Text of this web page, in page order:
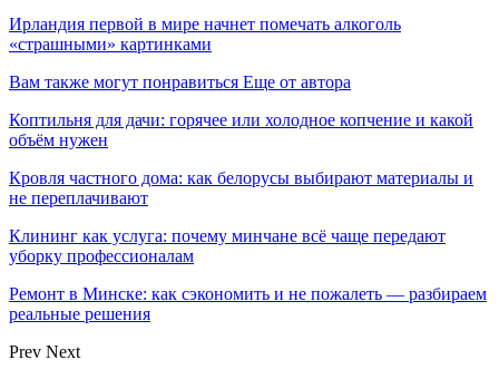
Ирландия первой в мире начнет помечать алкоголь
«страшными» картинками
Вам также могут понравиться Еще от автора
Коптильня для дачи: горячее или холодное копчение и какой
объём нужен
Кровля частного дома: как белорусы выбирают материалы и
не переплачивают
Клининг как услуга: почему минчане всё чаще передают
уборку профессионалам
Ремонт в Минске: как сэкономить и не пожалеть — разбираем
реальные решения
Prev Next